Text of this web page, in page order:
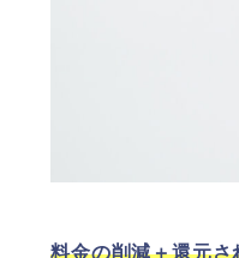
料金の削減＋還元